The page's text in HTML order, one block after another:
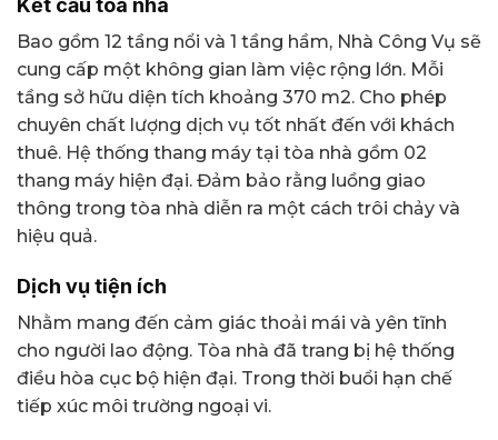
Kết cấu tòa nhà
Bao gồm 12 tầng nổi và 1 tầng hầm, Nhà Công Vụ sẽ
cung cấp một không gian làm việc rộng lớn. Mỗi
tầng sở hữu diện tích khoảng 370 m2. Cho phép
chuyên chất lượng dịch vụ tốt nhất đến với khách
thuê. Hệ thống thang máy tại tòa nhà gồm 02
thang máy hiện đại. Đảm bảo rằng luồng giao
thông trong tòa nhà diễn ra một cách trôi chảy và
hiệu quả.
Dịch vụ tiện ích
Nhằm mang đến cảm giác thoải mái và yên tĩnh
cho người lao động. Tòa nhà đã trang bị hệ thống
điều hòa cục bộ hiện đại. Trong thời buổi hạn chế
tiếp xúc môi trường ngoại vi.